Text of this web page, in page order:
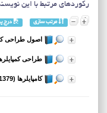
رکوردهای مرتبط با این
مرتب سازی درج
اصول طراحی
طراحی کمپایلرها
کامپایلرها (1379)